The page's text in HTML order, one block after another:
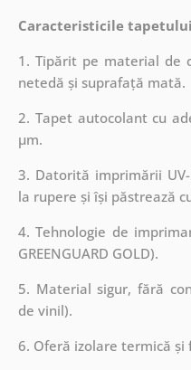
Caracteristicile
1. Tipărit pe material de
netedă și suprafață mată.
2. Tapet autocolant cu
µm.
3. Datorită imprimării
la rupere și își păstrează
4. Tehnologie de
GREENGUARD GOLD).
5. Material sigur, fără
de vinil).
6. Oferă izolare termică și